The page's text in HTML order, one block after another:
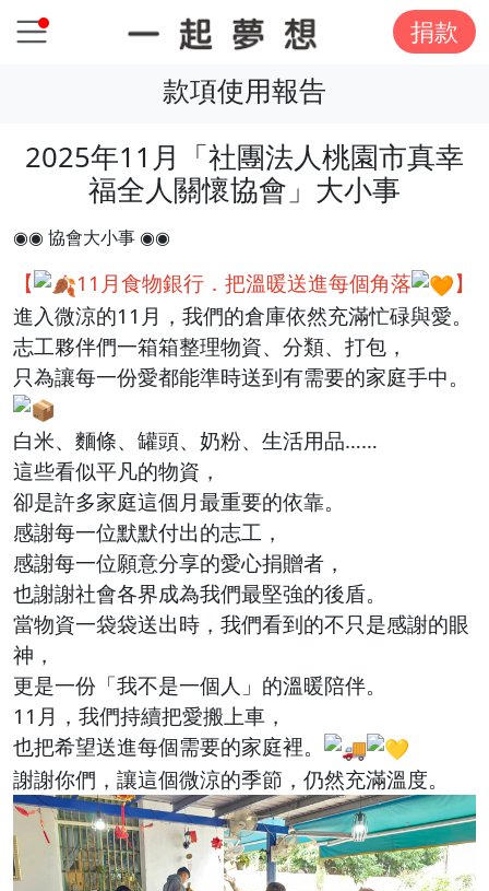
捐款
款項使用報告
2025年11月「社團法人桃園市真幸
福全人關懷協會」大小事
◉◉ 協會大小事 ◉◉
【 11月食物銀行．把溫暖送進每個角落
】
進入微涼的11月，我們的倉庫依然充滿忙碌與愛。
志工夥伴們一箱箱整理物資、分類、打包，
只為讓每一份愛都能準時送到有需要的家庭手中。
白米、麵條、罐頭、奶粉、生活用品……
這些看似平凡的物資，
卻是許多家庭這個月最重要的依靠。
感謝每一位默默付出的志工，
感謝每一位願意分享的愛心捐贈者，
也謝謝社會各界成為我們最堅強的後盾。
當物資一袋袋送出時，我們看到的不只是感謝的眼
神，
更是一份「我不是一個人」的溫暖陪伴。
11月，我們持續把愛搬上車，
也把希望送進每個需要的家庭裡。
謝謝你們，讓這個微涼的季節，仍然充滿溫度。